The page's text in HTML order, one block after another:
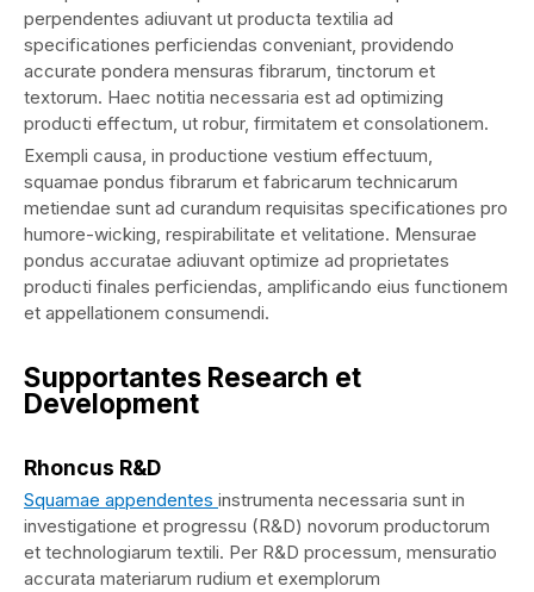
perpendentes adiuvant ut producta textilia ad
specificationes perficiendas conveniant, providendo
accurate pondera mensuras fibrarum, tinctorum et
textorum. Haec notitia necessaria est ad optimizing
producti effectum, ut robur, firmitatem et consolationem.
Exempli causa, in productione vestium effectuum,
squamae pondus fibrarum et fabricarum technicarum
metiendae sunt ad curandum requisitas specificationes pro
humore-wicking, respirabilitate et velitatione. Mensurae
pondus accuratae adiuvant optimize ad proprietates
producti finales perficiendas, amplificando eius functionem
et appellationem consumendi.
Supportantes Research et
Development
Rhoncus R&D
Squamae appendentes instrumenta necessaria sunt in
investigatione et progressu (R&D) novorum productorum
et technologiarum textili. Per R&D processum, mensuratio
accurata materiarum rudium et exemplorum